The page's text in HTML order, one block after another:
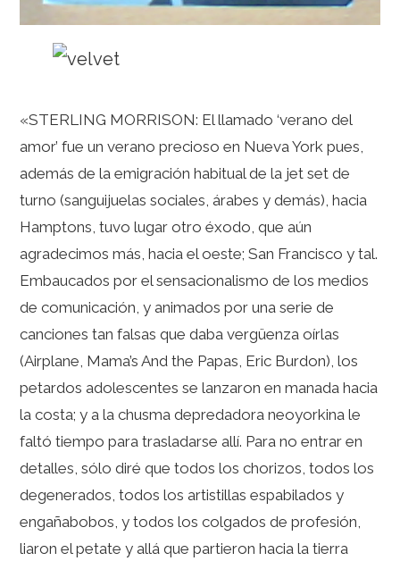
«STERLING MORRISON: El llamado ‘verano del
amor’ fue un verano precioso en Nueva York pues,
además de la emigración habitual de la jet set de
turno (sanguijuelas sociales, árabes y demás), hacia
Hamptons, tuvo lugar otro éxodo, que aún
agradecimos más, hacia el oeste; San Francisco y tal.
Embaucados por el sensacionalismo de los medios
de comunicación, y animados por una serie de
canciones tan falsas que daba vergüenza oírlas
(Airplane, Mama’s And the Papas, Eric Burdon), los
petardos adolescentes se lanzaron en manada hacia
la costa; y a la chusma depredadora neoyorkina le
faltó tiempo para trasladarse allí. Para no entrar en
detalles, sólo diré que todos los chorizos, todos los
degenerados, todos los artistillas espabilados y
engañabobos, y todos los colgados de profesión,
liaron el petate y allá que partieron hacia la tierra